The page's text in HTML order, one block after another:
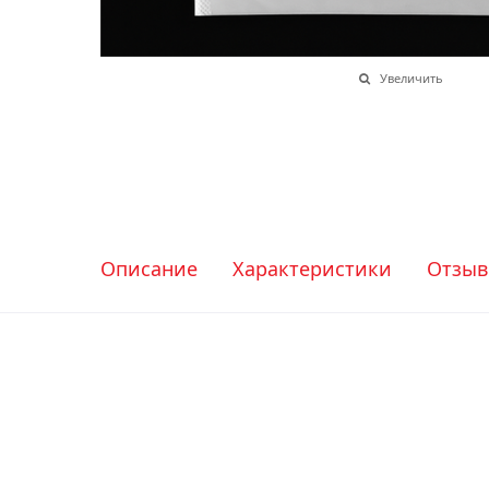
Увеличить
Описание Характеристики